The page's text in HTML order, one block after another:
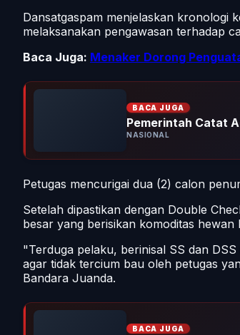
Dansatgaspam menjelaskan kronologi
melaksanakan pengawasan terhadap
Baca Juga: Menaker Dorong
BACA JUGA
Pemerintah Catat
NASIONAL
Petugas mencurigai dua (2) calon
Setelah dipastikan dengan Double
besar yang berisikan komoditas
"Terduga pelaku, berinisal SS dan
agar tidak tercium bau oleh petugas
Bandara Juanda.
BACA JUGA